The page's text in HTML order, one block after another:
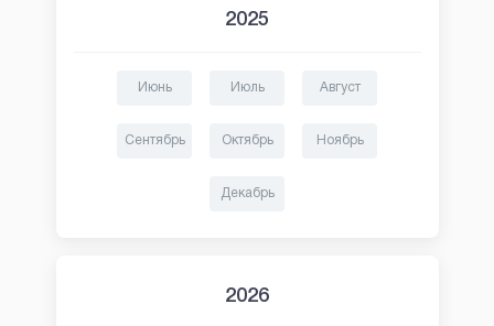
2025
Июнь Июль Август
Сентябрь Октябрь Ноябрь
Декабрь
2026